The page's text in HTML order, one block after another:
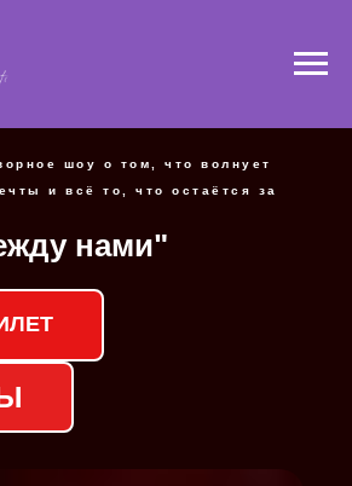
шоу о том, что волнует
и всё то, что остаётся за
нами"